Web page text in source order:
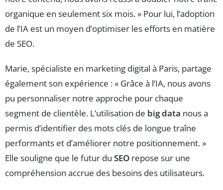
organique en seulement six mois. » Pour lui, l’adoption
de l’IA est un moyen d’optimiser les efforts en matière
de SEO.
Marie, spécialiste en marketing digital à Paris, partage
également son expérience : « Grâce à l’IA, nous avons
pu personnaliser notre approche pour chaque
segment de clientèle. L’utilisation de big data nous a
permis d’identifier des mots clés de longue traîne
performants et d’améliorer notre positionnement. »
Elle souligne que le futur du SEO repose sur une
compréhension accrue des besoins des utilisateurs.